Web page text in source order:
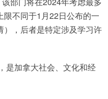
不同于1月22日公布的一
，后者是特定涉及学习许
是加拿大社会、文化和经